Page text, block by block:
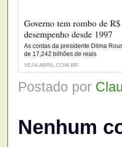
Governo tem rombo de
desempenho desde 1997
As contas da presidente Dilma
de 17,242 bilhões de reais
VEJA.ABRIL.COM.BR
Postado por
Nenhum